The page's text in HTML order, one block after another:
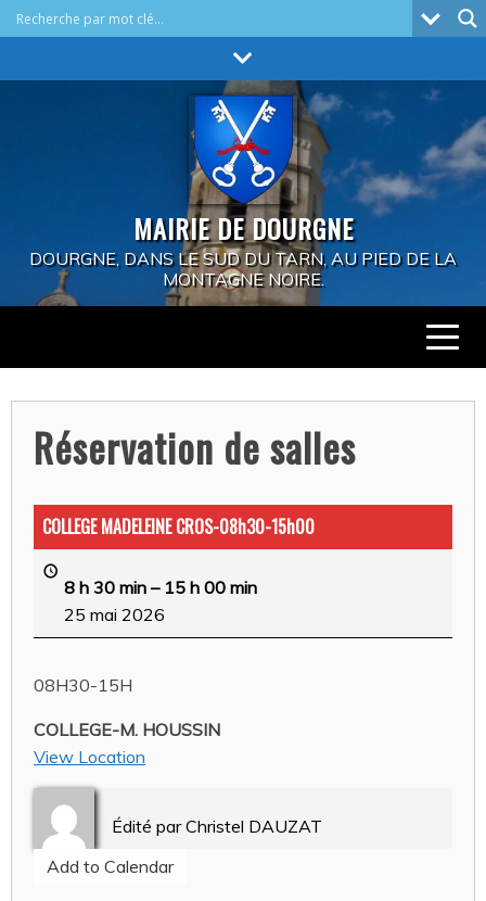
to
MAIRIE DE DOURGNE
DOURGNE, DANS LE SUD DU TARN, AU PIED DE LA
MONTAGNE NOIRE.
Réservation de salles
COLLEGE MADELEINE CROS-08h30-15h00
8 h 30 min – 15 h 00 min
25 mai 2026
08H30-15H
COLLEGE-M. HOUSSIN
View Location
Édité par Christel DAUZAT
Add to Calendar